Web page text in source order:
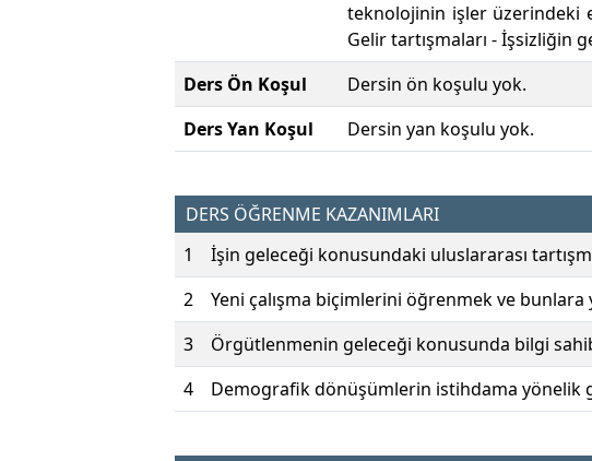
teknolojinin işler üzerindeki
Gelir tartışmaları - İşsizliğin
Ders Ön Koşul
Dersin ön koşulu yok.
Ders Yan Koşul
Dersin yan koşulu yok.
DERS ÖĞRENME KAZANIMLARI
1
İşin geleceği konusundaki uluslararası
2
Yeni çalışma biçimlerini öğrenmek ve
3
Örgütlenmenin geleceği konusunda bilgi
4
Demografik dönüşümlerin istihdama yönelik